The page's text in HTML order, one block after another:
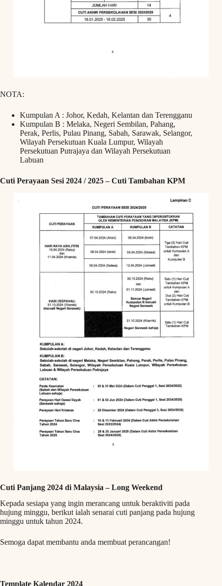
NOTA:
Kumpulan A : Johor, Kedah, Kelantan dan Terengganu
Kumpulan B : Melaka, Negeri Sembilan, Pahang,
Perak, Perlis, Pulau Pinang, Sabah, Sarawak, Selangor,
Wilayah Persekutuan Kuala Lumpur, Wilayah
Persekutuan Putrajaya dan Wilayah Persekutuan
Labuan
Cuti Perayaan Sesi 2024 / 2025 – Cuti Tambahan KPM
Cuti Panjang 2024 di Malaysia – Long Weekend
Kepada sesiapa yang ingin merancang untuk beraktiviti pada
hujung minggu, berikut ialah senarai cuti panjang pada hujung
minggu untuk tahun 2024.
Semoga dapat membantu anda membuat perancangan!
Template Kalendar 2024